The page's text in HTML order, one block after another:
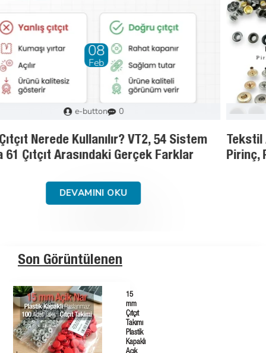
01
May
Murat
Tekstil Aksesuarlarında Malzeme Rehberi:
Pirinç, Paslanmaz Çelik ve Saç Demir
DEVAMINI OKU
Son Görüntülenen
15
mm
Çıtçıt
Takımı
Plastik
Kapaklı